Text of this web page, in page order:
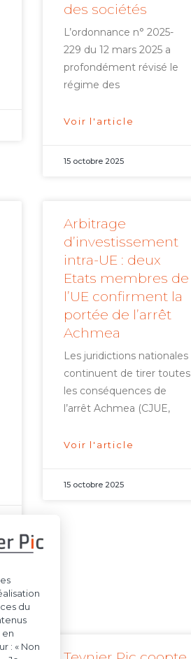
des sociétés
L’ordonnance n° 2025-
229 du 12 mars 2025 a
profondément révisé le
régime des
Voir l'article
15 octobre 2025
Arbitrage
d’investissement
intra-UE : deux
Etats membres de
l’UE confirment la
portée de l’arrêt
Achmea
Les juridictions nationales
continuent de tirer toutes
les conséquences de
l’arrêt Achmea (CJUE,
Voir l'article
15 octobre 2025